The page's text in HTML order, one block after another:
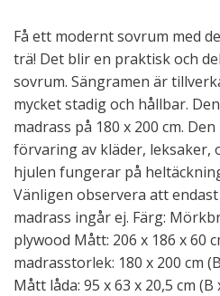
Få ett modernt sovrum med
trä! Det blir en praktisk och
sovrum. Sängramen är
mycket stadig och hållbar.
madrass på 180 x 200 cm.
förvaring av kläder, leksaker,
hjulen fungerar på
Vänligen observera att
madrass ingår ej. Färg:
plywood Mått: 206 x 186 x 60
madrasstorlek: 180 x 200 cm
Mått låda: 95 x 63 x 20,5 cm